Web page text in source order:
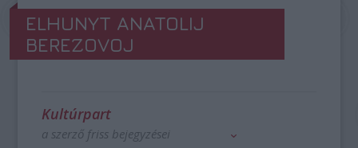
ELHUNYT ANATOLIJ
BEREZOVOJ
Kultúrpart
a szerző friss bejegyzései